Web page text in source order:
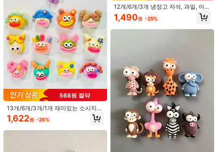
729원 절약
3/5/9/10/12/15개 귀여운 사실적인 음
식 놀이 스틱 빵 랍스터 스테이크 DIY
액세서리(자석 없음), 사랑스러운 장
식, 주방 사무실 화이트보드 수납장 식
기세척기용 개인화된 DIY, 주방 장식,
홈 데코, 발렌타인데이 선물, 친구와
가족을 위한 선물
#4 호평 받은 냉장고 및 장식용 자석
1,761 원 -29%
및 가정용 식기세척기 장식에 적합
1,118원 -47%
568원 절약
13개/6개/3개/1개 재미있는 소시지
입술 냉장고 자석, 귀엽고 흥미로운,
실내 장식 또는 휴일 선물에 적합, 냉
1,622원 -26%
12개/6개/3개 냉장고 자석, 과일, 아이
스크림, 아이스캔디, 딸기, 수박 사실
적인 음식 장난감 홈 데코 DIY 자석
1,490원 -25%